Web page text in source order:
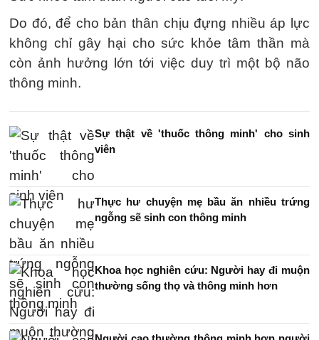
Do đó, để cho bản thân chịu đựng nhiều áp lực
không chỉ gây hại cho sức khỏe tâm thần mà
còn ảnh hưởng lớn tới việc duy trì một bộ não
thông minh.
Sự thật về 'thuốc thông minh' cho sinh
viên
Thực hư chuyện mẹ bầu ăn nhiều trứng
ngỗng sẽ sinh con thông minh
Khoa học nghiên cứu: Người hay đi muộn
thường sống thọ và thông minh hơn